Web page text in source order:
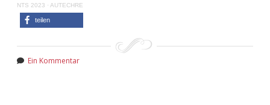
NTS 2023 · AUTECHRE
teilen
Ein Kommentar